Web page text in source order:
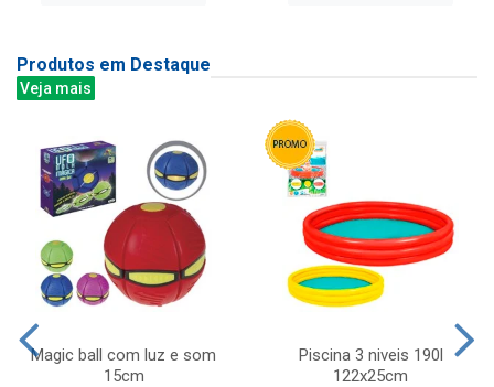
Produtos em Destaque
Veja mais
Magic ball com luz e som
15cm
Piscina 3 niveis 190l
122x25cm